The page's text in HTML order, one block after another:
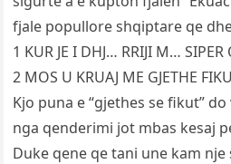
fjale popullore shqiptare qe
1 KUR JE I DHJ… RRIJI M… SIPER
2 MOS U KRUAJ ME GJETHE
Kjo puna e “gjethes se fikut”
nga qenderimi jot mbas kesaj
Duke qene qe tani une kam